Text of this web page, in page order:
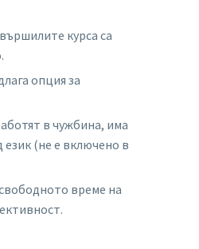
курса са
опция за
в чужбина, има
(не е включено в
време на